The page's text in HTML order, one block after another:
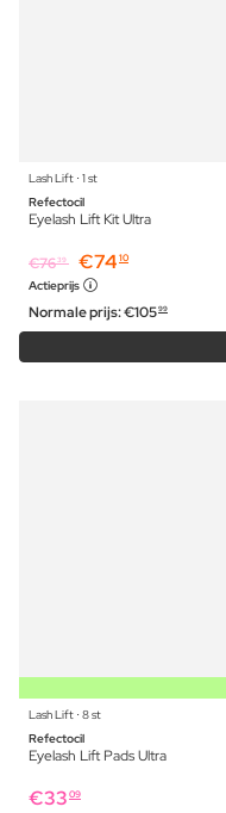
Lash Lift ⋅ 1 st
Refectocil
Eyelash Lift Kit Ultra
€7639 €74 10
Actieprijs
Normale prijs:€10599
Lash Lift ⋅ 8 st
Refectocil
Eyelash Lift Pads Ultra
€33 09